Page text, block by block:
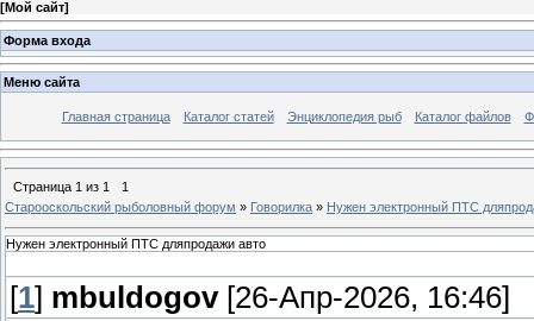
[Мой сайт]
Форма входа
Меню сайта
Главная страница Каталог статей Энциклопедия рыб Каталог файлов
Страница 1 из 1
1
Старооскольский рыболовный форум » Говорилка » Нужен электронный ПТС
Нужен электронный ПТС дляпродажи авто
[1] mbuldogov[26-Апр-2026, 16:46]